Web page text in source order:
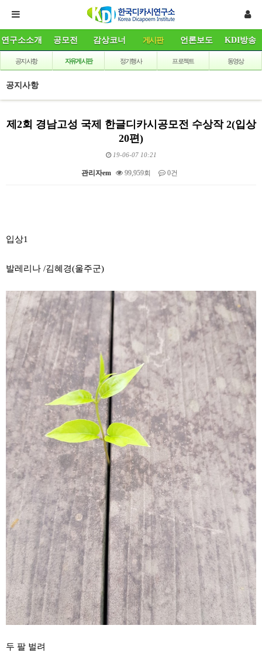
연구소소개 공모전 감상코너 게시판 언론보도 KDI방송
공지사항 자유게시판 정기행사 프로젝트 동영상
공지사항
제2회 경남고성 국제 한글디카시공모전 수상작 2(입상
20편)
19-06-07 10:21
관리자em 99,959회 0건
입상1
발레리나 /김혜경(울주군)
두 팔 벌려